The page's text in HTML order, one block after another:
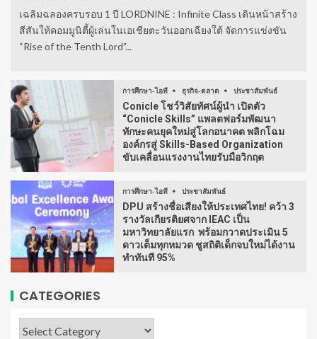
เฉลิมฉลองครบรอบ 1 ปี LORDNINE : Infinite Class เดินหน้าสร้าง
สีสันให้คอมมูนิตี้ผู้เล่นในเอเชียตะวันออกเฉียงใต้ จัดการแข่งขัน
“Rise of the Tenth Lord”...
การศึกษา-ไอที ธุรกิจ-ตลาด ประชาสัมพันธ์
Conicle โชว์วิสัยทัศน์ผู้นำ เปิดตัว
“Conicle Skills” แพลตฟอร์มพัฒนา
ทักษะคนยุคใหม่สู่โลกอนาคต พลิกโฉม
องค์กรสู่ Skills-Based Organization
ขับเคลื่อนแรงงานไทยรับมือวิกฤต
การศึกษา-ไอที ประชาสัมพันธ์
DPU สร้างชื่อเสียงให้ประเทศไทย! คว้า 3
รางวัลเกียรติยศจาก IEAC เป็น
มหาวิทยาลัยแรก พร้อมกวาดประเมิน 5
ดาวเต็มทุกหมวด ชูสถิติเด็กจบใหม่ได้งาน
ทำทันที 95%
CATEGORIES